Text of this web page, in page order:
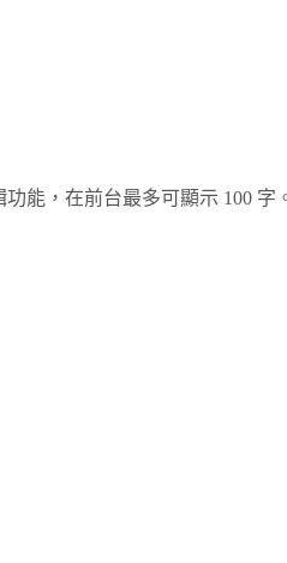
能，在前台最多可顯示 100 字